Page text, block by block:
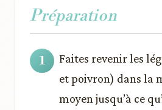
Préparation
Faites revenir les
et poivron) dans la
moyen jusqu’à ce